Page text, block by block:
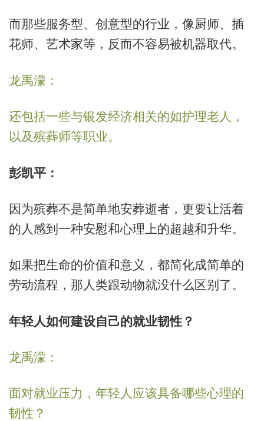
而那些服务型、创意型的行业，像厨师、插
花师、艺术家等，反而不容易被机器取代。
龙禹濛：
还包括一些与银发经济相关的如护理老人，
以及殡葬师等职业。
彭凯平：
因为殡葬不是简单地安葬逝者，更要让活着
的人感到一种安慰和心理上的超越和升华。
如果把生命的价值和意义，都简化成简单的
劳动流程，那人类跟动物就没什么区别了。
年轻人如何建设自己的就业韧性？
龙禹濛：
面对就业压力，年轻人应该具备哪些心理的
韧性？